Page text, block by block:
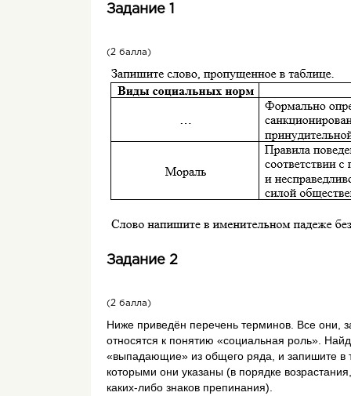
Задание 1
(2 балла)
Задание 2
(2 балла)
Ниже приведён перечень терминов. Все они,
относятся к понятию «социальная роль».
«выпадающие» из общего ряда, и запишите в
которыми они указаны (в порядке
каких-либо знаков препинания).